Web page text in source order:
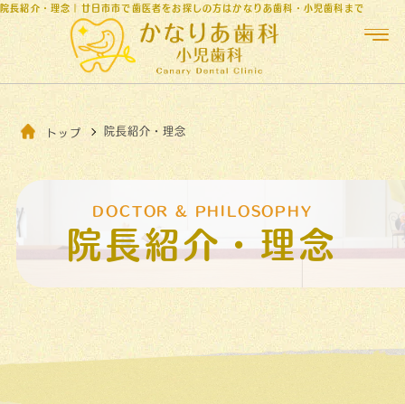
院長紹介・理念｜廿日市市で歯医者をお探しの方はかなりあ歯科・小児歯科まで
トップ 院長紹介・理念
DOCTOR & PHILOSOPHY
院長紹介・理念